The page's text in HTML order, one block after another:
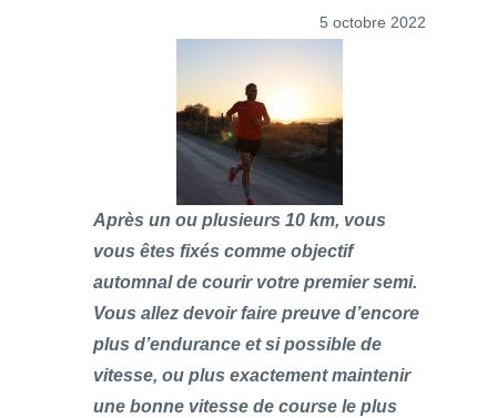
5 octobre 2022
Après un ou plusieurs 10 km, vous
vous êtes fixés comme objectif
automnal de courir votre premier semi.
Vous allez devoir faire preuve d’encore
plus d’endurance et si possible de
vitesse, ou plus exactement maintenir
une bonne vitesse de course le plus